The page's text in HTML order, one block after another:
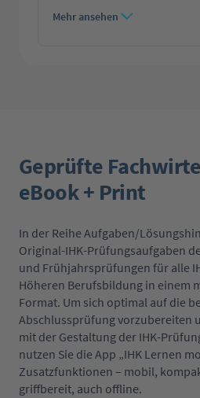
Mehr ansehen
Geprüfte
eBook + Print
In der Reihe Aufgaben/
Original-IHK-Prüfungsaufgaben
und Frühjahrsprüfungen für alle
Höheren Berufsbildung in einem
Format. Um sich optimal auf die
Abschlussprüfung vorzubereiten
mit der Gestaltung der IHK-
nutzen Sie die App „IHK Lernen
Zusatzfunktionen – mobil,
griffbereit, auch offline.